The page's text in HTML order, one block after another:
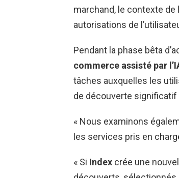
marchand, le contexte de
autorisations de
Pendant la phase bêta
commerce assisté par
tâches auxquelles les
de découverte significatif
« Nous examinons
les services pris en
« Si Index crée une